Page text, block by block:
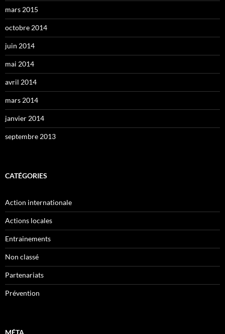
mars 2015
octobre 2014
juin 2014
mai 2014
avril 2014
mars 2014
janvier 2014
septembre 2013
CATÉGORIES
Action internationale
Actions locales
Entrainements
Non classé
Partenariats
Prévention
MÉTA